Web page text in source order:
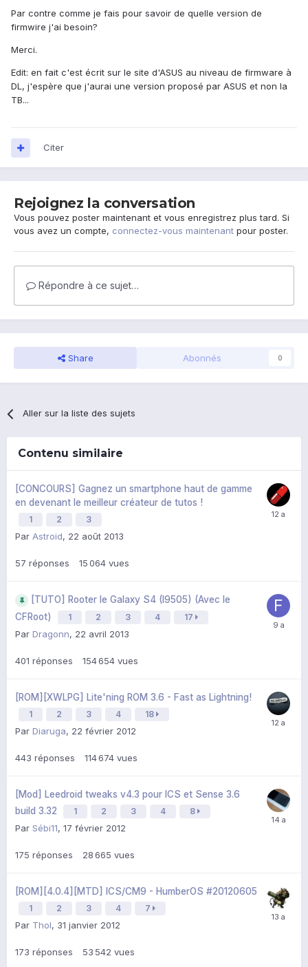
Par contre comme je fais pour savoir de quelle version de
firmwire j'ai besoin?
Merci.
Edit: en fait c'est écrit sur le site d'ASUS au niveau de firmware à
DL, j'espère que j'aurai une version proposé par ASUS et non la
TB...
Citer
Rejoignez la conversation
Vous pouvez poster maintenant et vous enregistrez plus tard. Si
vous avez un compte, connectez-vous maintenant pour poster.
Répondre à ce sujet…
Share Abonnés 0
Aller sur la liste des sujets
Contenu similaire
[CONCOURS] Gagnez un smartphone haut de gamme
en devenant le meilleur créateur de tutos !
1 2 3
Par Astroid, 22 août 2013
57 réponses 15 064 vues
[TUTO] Rooter le Galaxy S4 (I9505) (Avec le
CFRoot)
1 2 3 4 17
Par Dragonn, 22 avril 2013
401 réponses 154 654 vues
[ROM][XWLPG] Lite'ning ROM 3.6 - Fast as Lightning!
1 2 3 4 18
Par Diaruga, 22 février 2012
443 réponses 114 674 vues
[Mod] Leedroid tweaks v4.3 pour ICS et Sense 3.6
build 3.32
1 2 3 4 8
Par Sébi11, 17 février 2012
175 réponses 28 665 vues
[ROM][4.0.4][MTD] ICS/CM9 - HumberOS #20120605
1 2 3 4 7
Par Thol, 31 janvier 2012
173 réponses 53 542 vues